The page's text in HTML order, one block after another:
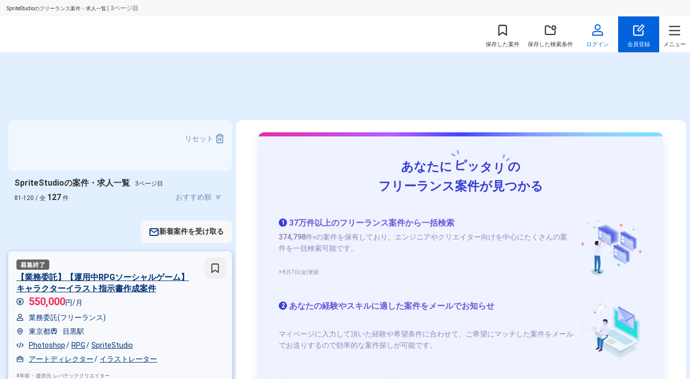
SpriteStudioのフリーランス案件・求人一覧 | 3ページ目
保存した案件 保存した検索条件 ログイン 会員登録 メニュー
リセット
SpriteStudioの案件・求人一覧
3ページ目
81-120 / 全 127 件
新着案件を受け取る
【業務委託】【運用中RPGソーシャルゲーム】
キャラクターイラスト指示書作成案件
550,000円/月
業務委託(フリーランス)
東京都
目黒駅
Photoshop
RPG
SpriteStudio
アートディレクター
イラストレーター
4年前・ 提供元: レバテッククリエイター
あなたに ピッタリの
フリーランス案件が見つかる
1 37万件以上のフリーランス案件から一括検索
374,798件※の案件を保有しており、エンジニアやクリエイター向けを中心にたくさんの案
件を一括検索可能です。
※ 8月7日(金)更新
2 あなたの経験やスキルに適した案件をメールでお知らせ
マイページに入力して頂いた経験や希望条件に合わせて、ご希望にマッチした案件をメール
でお送りするので効率的な案件探しが可能です。